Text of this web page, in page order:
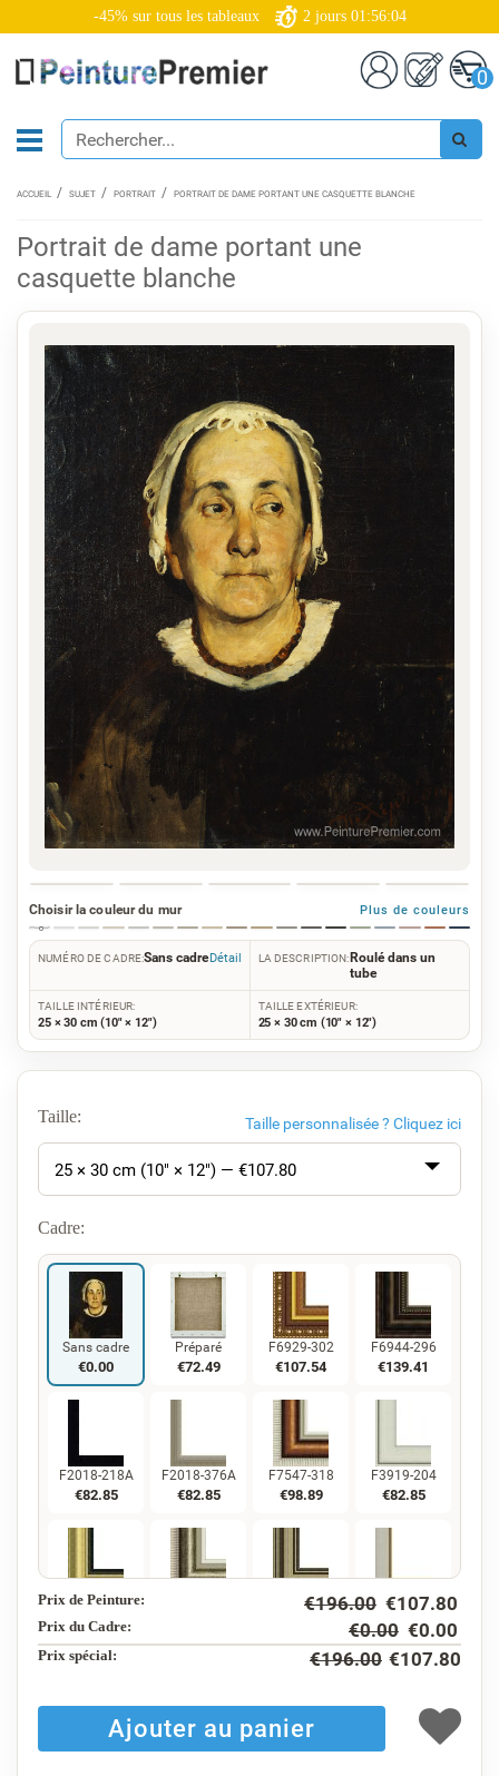
-45% sur tous les tableaux 2 jours 01:56:03
0
ACCUEIL SUJET PORTRAIT PORTRAIT DE DAME PORTANT UNE CASQUETTE BLANCHE
Portrait de dame portant une
casquette blanche
Choisir la couleur du mur Plus de couleurs
NUMÉRO DE CADRE:Sans cadreDétail LA DESCRIPTION:Roulé dans un
tube
TAILLE INTÉRIEUR:
25 × 30 cm (10" × 12")
TAILLE EXTÉRIEUR:
25 × 30 cm (10" × 12")
Taille: Taille personnalisée ? Cliquez ici
25 × 30 cm (10" × 12") — €107.80
Cadre:
Sans cadre
€0.00
Préparé
€72.49
F6929-302
€107.54
F6944-296
€139.41
F2018-218A
€82.85
F2018-376A
€82.85
F7547-318
€98.89
F3919-204
€82.85
F5130-234
€119.49
F5429-258 F3013-236
€88.01
F1823-204
€93.21
F8645-298
€155.34
F6537-236
€82.41
F7034-298
€
Prix de Peinture: €196.00 €107.80
Prix du Cadre: €0.00 €0.00
Prix ​​spécial: €196.00 €107.80